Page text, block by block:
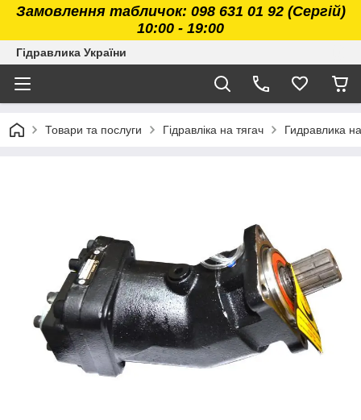
Замовлення табличок: 098 631 01 92 (Сергій)
10:00 - 19:00
Гідравлика України
Товари та послуги Гідравліка на тягач Гидравлика